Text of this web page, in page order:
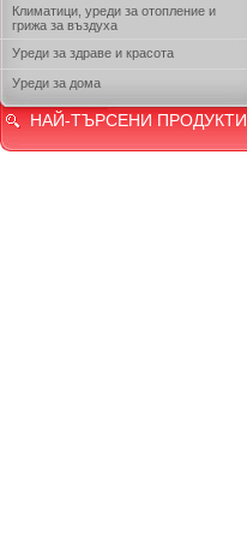
Климатици, уреди за отопление и
грижа за въздуха
Уреди за здраве и красота
Уреди за дома
НАЙ-ТЪРСЕНИ ПРОДУКТИ